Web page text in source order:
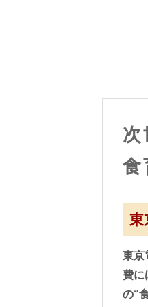
食
東
東京
費に
の“